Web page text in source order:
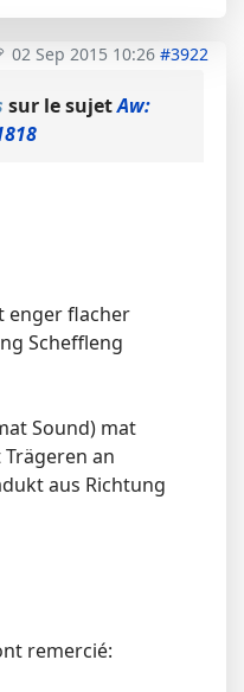
02 Sep 2015 10:26 #3922
sur le sujetAw:
enger flacher
Scheffleng
Sound) mat
an
aus Richtung
remercié: